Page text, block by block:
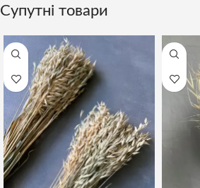
Супутні товари